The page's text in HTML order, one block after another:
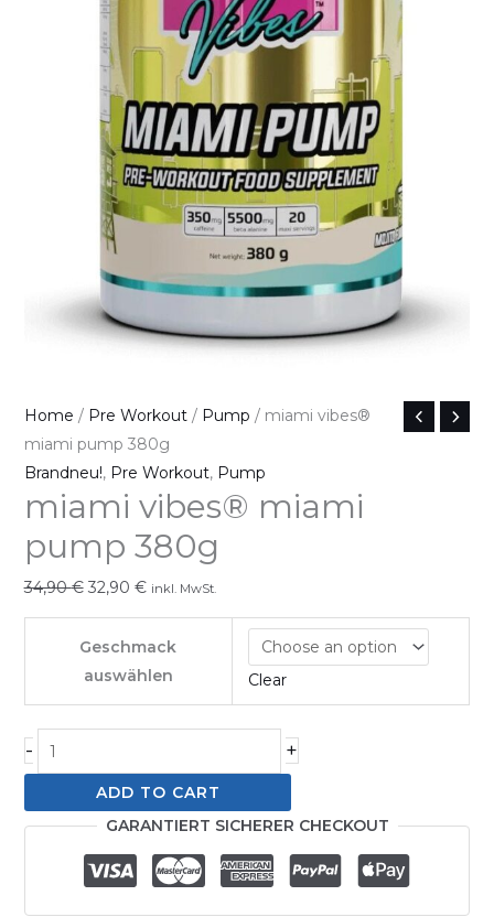
Home / Pre Workout/ Pump / miami vibes®
miami pump 380g
Brandneu!, Pre Workout, Pump
miami vibes® miami
pump 380g
34,90€ 32,90 € inkl. MwSt.
Geschmack
auswählen
Clear
-
miami
vibes®
miami
pump
quantity
+
ADD TO CART
GARANTIERT SICHERER CHECKOUT